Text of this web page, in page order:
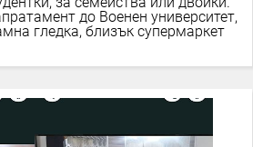
до Военен университет,
гледка, близък супермаркет